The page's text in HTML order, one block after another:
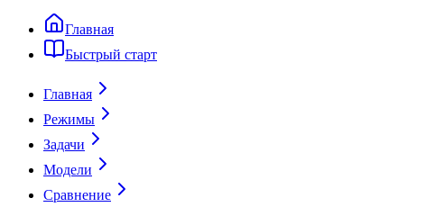
Главная
Быстрый старт
Главная
Режимы
Задачи
Модели
Сравнение